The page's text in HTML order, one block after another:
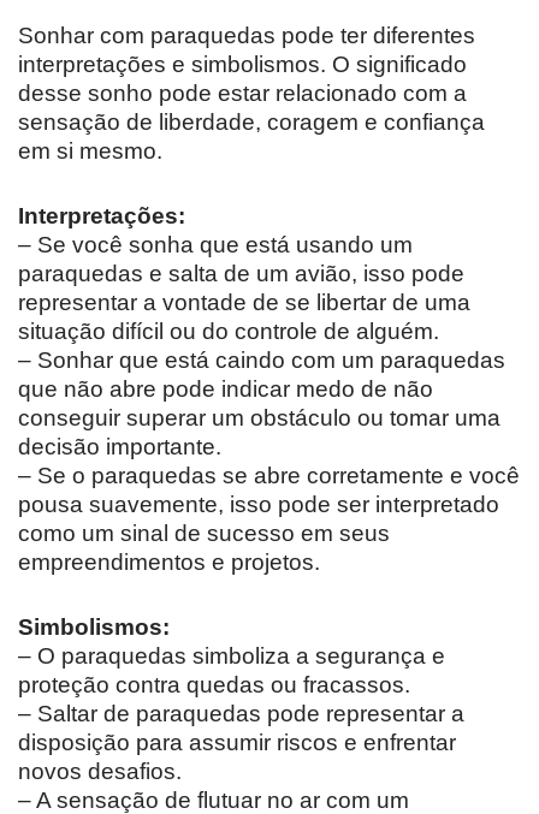
Sonhar com paraquedas pode ter diferentes
interpretações e simbolismos. O significado
desse sonho pode estar relacionado com a
sensação de liberdade, coragem e confiança
em si mesmo.
Interpretações:
– Se você sonha que está usando um
paraquedas e salta de um avião, isso pode
representar a vontade de se libertar de uma
situação difícil ou do controle de alguém.
– Sonhar que está caindo com um paraquedas
que não abre pode indicar medo de não
conseguir superar um obstáculo ou tomar uma
decisão importante.
– Se o paraquedas se abre corretamente e você
pousa suavemente, isso pode ser interpretado
como um sinal de sucesso em seus
empreendimentos e projetos.
Simbolismos:
– O paraquedas simboliza a segurança e
proteção contra quedas ou fracassos.
– Saltar de paraquedas pode representar a
disposição para assumir riscos e enfrentar
novos desafios.
– A sensação de flutuar no ar com um